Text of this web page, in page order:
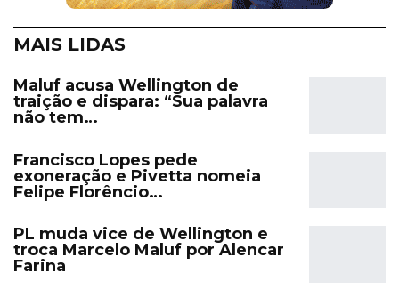
MAIS LIDAS
Maluf acusa Wellington de
traição e dispara: “Sua palavra
não tem…
Francisco Lopes pede
exoneração e Pivetta nomeia
Felipe Florêncio…
PL muda vice de Wellington e
troca Marcelo Maluf por Alencar
Farina